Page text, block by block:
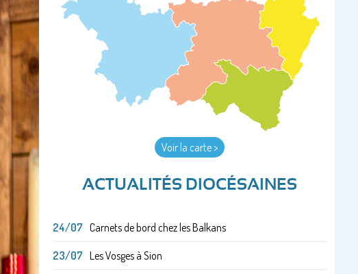
Voir la carte >
ACTUALITÉS DIOCÉSAINES
24/07 Carnets de bord chez les Balkans
23/07 Les Vosges à Sion